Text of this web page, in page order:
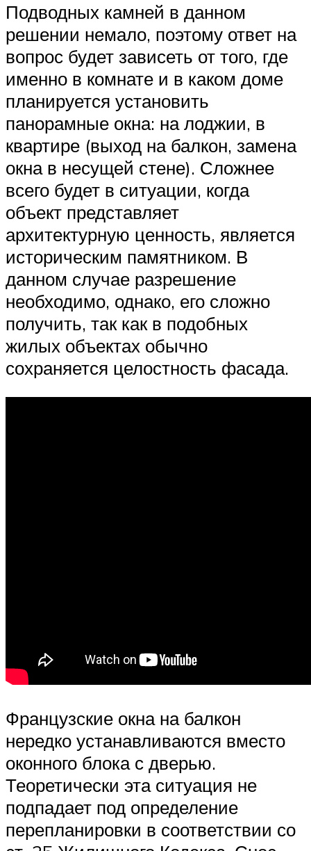
Подводных камней в данном
решении немало, поэтому ответ на
вопрос будет зависеть от того, где
именно в комнате и в каком доме
планируется установить
панорамные окна: на лоджии, в
квартире (выход на балкон, замена
окна в несущей стене). Сложнее
всего будет в ситуации, когда
объект представляет
архитектурную ценность, является
историческим памятником. В
данном случае разрешение
необходимо, однако, его сложно
получить, так как в подобных
жилых объектах обычно
сохраняется целостность фасада.
Французские окна на балкон
нередко устанавливаются вместо
оконного блока с дверью.
Теоретически эта ситуация не
подпадает под определение
перепланировки в соответствии со